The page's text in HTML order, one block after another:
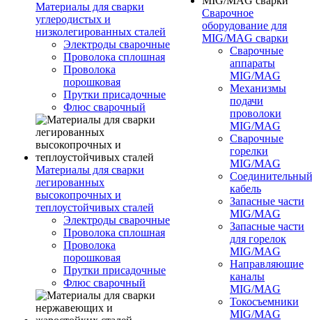
Материалы для сварки
углеродистых и
низколегированных сталей
Электроды сварочные
Проволока сплошная
Проволока
порошковая
Прутки присадочные
Флюс сварочный
Материалы для сварки
легированных
высокопрочных и
теплоустойчивых сталей
Электроды сварочные
Проволока сплошная
Проволока
порошковая
Прутки присадочные
Флюс сварочный
Сварочное
оборудование для
MIG/MAG сварки
Сварочные
аппараты
MIG/MAG
Механизмы
подачи
проволоки
MIG/MAG
Сварочные
горелки
MIG/MAG
Соединительный
кабель
Запасные части
MIG/MAG
Запасные части
для горелок
MIG/MAG
Направляющие
каналы
MIG/MAG
Токосъемники
MIG/MAG